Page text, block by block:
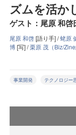
ズムを活か
ゲスト：尾原 和啓
尾原 和啓[語り手] /蛯原
博[写] /栗原 茂（Biz/Zine
事業開発 テクノロジー